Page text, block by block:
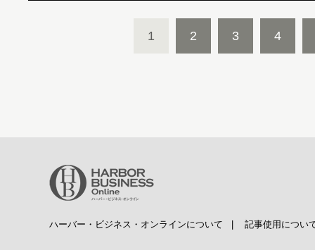
1 2 3 4
ハーバー・ビジネス・オンラインについて 記事使用につい